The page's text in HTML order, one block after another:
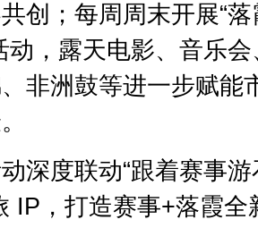
创；每周周末开展“
动，露天电影、音乐
非洲鼓等进一步赋能
度联动“跟着赛事游
IP，打造赛事+落霞全